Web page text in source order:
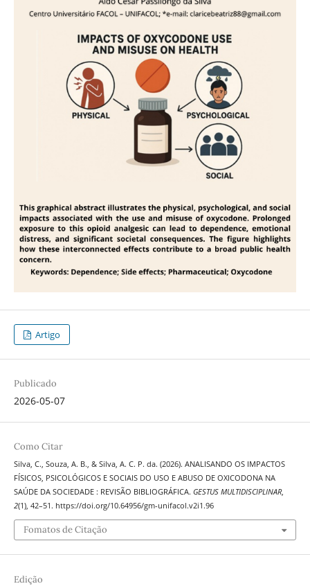
Artigo
Publicado
2026-05-07
Como Citar
Silva, C., Souza, A. B., & Silva, A. C. P. da. (2026). ANALISANDO OS IMPACTOS
FÍSICOS, PSICOLÓGICOS E SOCIAIS DO USO E ABUSO DE OXICODONA NA
SAÚDE DA SOCIEDADE : REVISÃO BIBLIOGRÁFICA. GESTUS MULTIDISCIPLINAR,
2(1), 42–51. https://doi.org/10.64956/gm-unifacol.v2i1.96
Fomatos de Citação
Edição